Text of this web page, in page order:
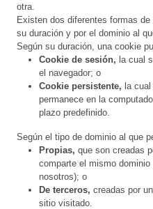
otra.
Existen dos diferentes formas
su duración y por el dominio al
Según su duración, una cookie
Cookie de sesión, la cual
el navegador; o
Cookie persistente, la
permanece en la
plazo predefinido.
Según el tipo de dominio al que
Propias, que son creadas
comparte el mismo
nosotros); o
De terceros, creadas por
sitio visitado.